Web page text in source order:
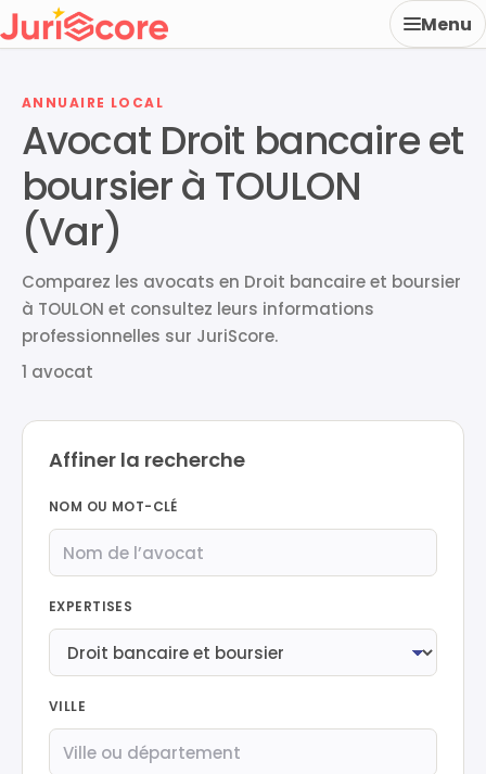
Menu
ANNUAIRE LOCAL
Avocat Droit bancaire et
boursier à TOULON
(Var)
Comparez les avocats en Droit bancaire et boursier
à TOULON et consultez leurs informations
professionnelles sur JuriScore.
1 avocat
Affiner la recherche
NOM OU MOT-CLÉ
EXPERTISES
VILLE